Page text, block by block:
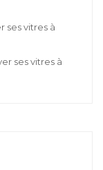
ses vitres à
ses vitres à